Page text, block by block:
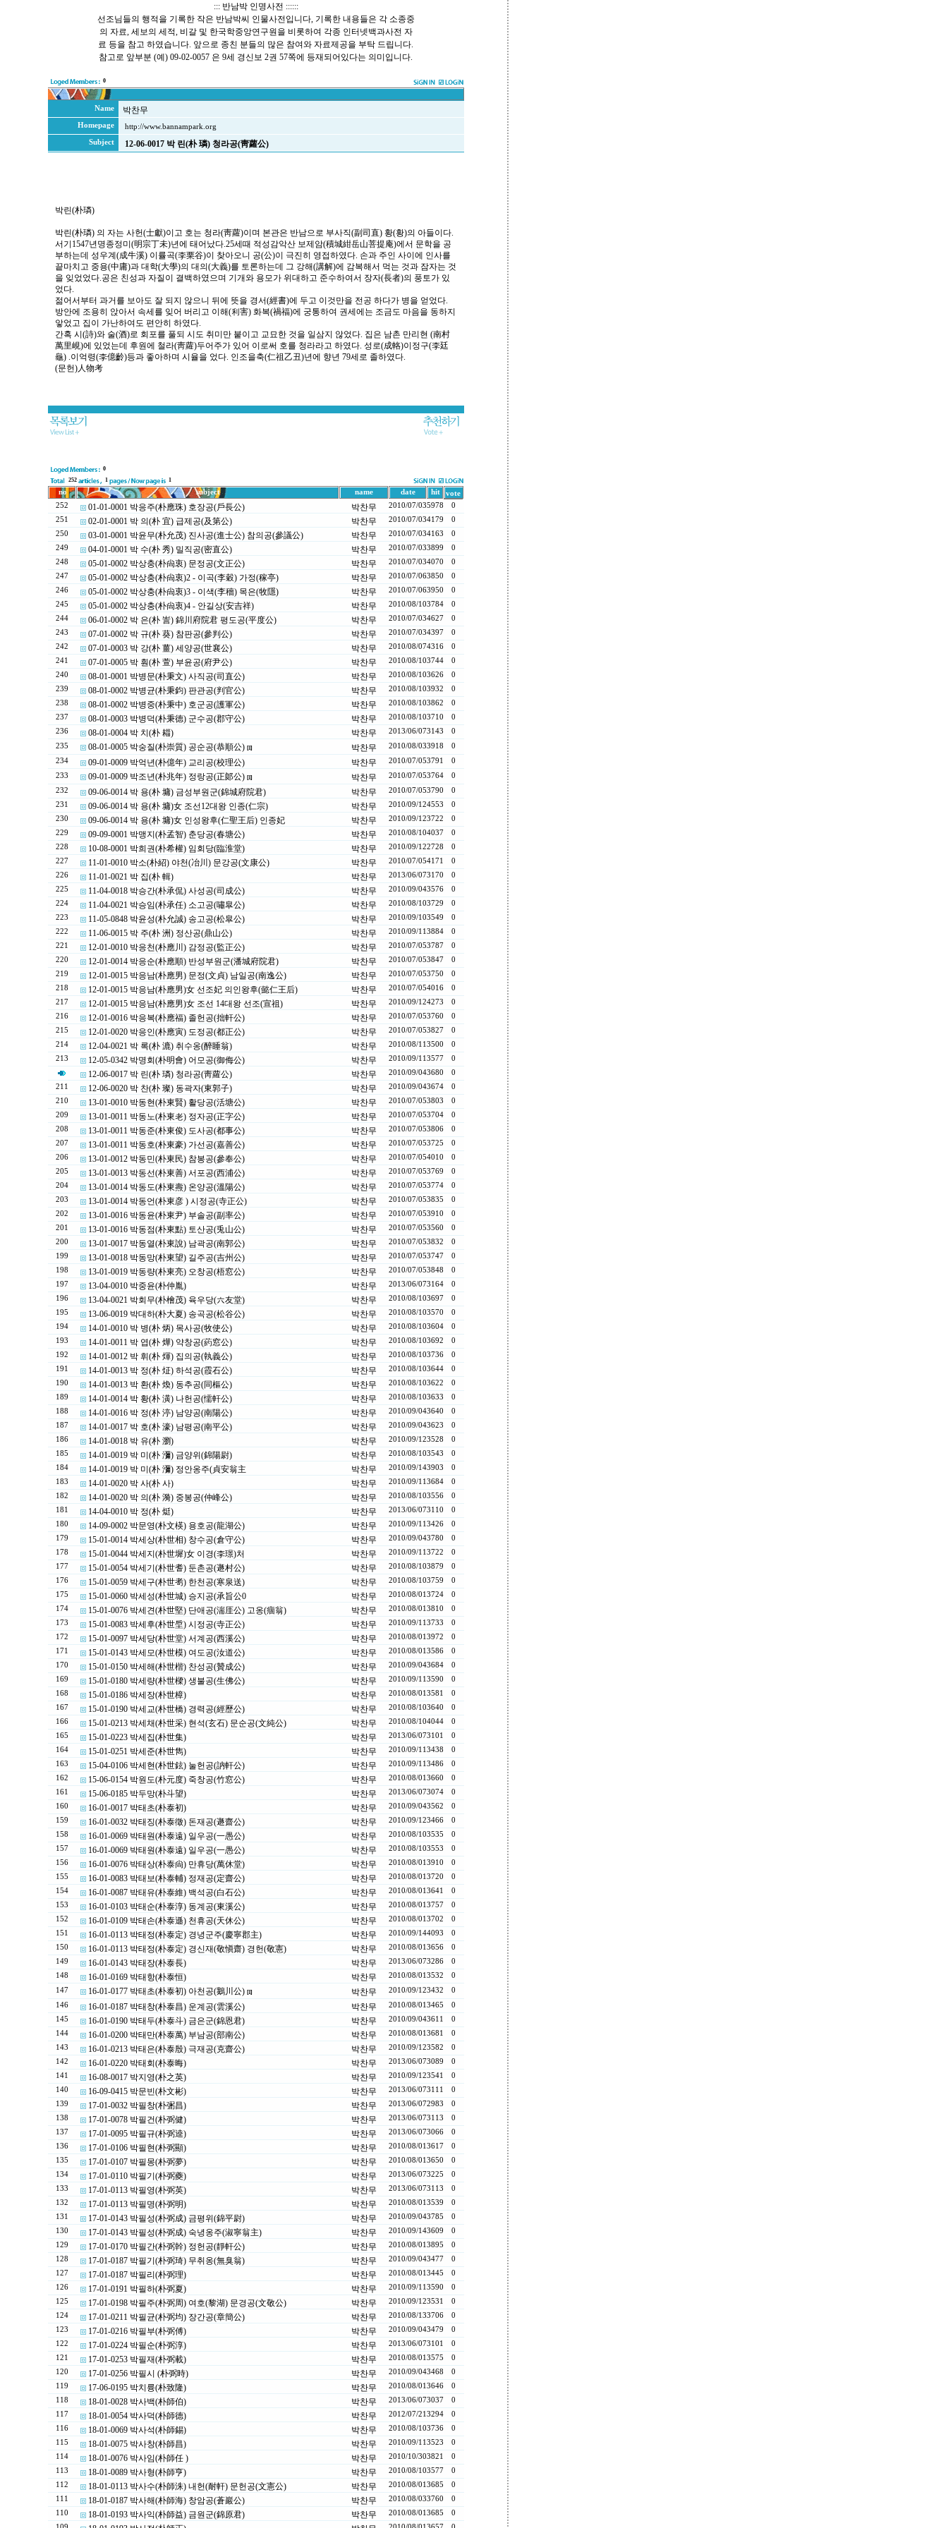
::: 반남박 인명사전 ::::::
선조님들의 행적을 기록한 작은 반남박씨 인물사전입니다, 기록한 내용들은 각 소종중
의 자료, 세보의 세적, 비갈 및 한국학중앙연구원을 비롯하여 각종 인터넷백과사전 자
료 등을 참고 하였습니다. 앞으로 종친 분들의 많은 참여와 자료제공을 부탁 드립니다.
참고로 앞부분 (예) 09-02-0057 은 9세 경신보 2권 57쪽에 등재되어있다는 의미입니다.
0
Name 박찬무
Homepage
http://www.bannampark.org
Subject
12-06-0017 박 린(朴 璘) 청라공(靑蘿公)
박린(朴璘)
박린(朴璘) 의 자는 사헌(士獻)이고 호는 청라(靑蘿)이며 본관은 반남으로 부사직(副司直) 황(황)의 아들이다.
서기1547년명종정미(明宗丁未)년에 태어났다.25세때 적성감악산 보제암(積城紺岳山菩提庵)에서 문학을 공
부하는데 성우계(成牛溪) 이률곡(李栗谷)이 찾아오니 공(公)이 극진히 영접하였다. 손과 주인 사이에 인사를
끝마치고 중용(中庸)과 대학(大學)의 대의(大義)를 토론하는데 그 강해(講解)에 감복해서 먹는 것과 잠자는 것
을 잊었었다.공은 친성과 자질이 결백하였으며 기개와 용모가 위대하고 준수하여서 장자(長者)의 풍토가 있
었다.
젊어서부터 과거를 보아도 잘 되지 않으니 뒤에 뜻을 경서(經書)에 두고 이것만을 전공 하다가 병을 얻었다.
방안에 조용히 앉아서 속세를 잊어 버리고 이해(利害) 화복(禍福)에 궁통하여 권세에는 조금도 마음을 동하지
앟었고 집이 가난하여도 편안히 하였다.
간혹 시(詩)와 술(酒)로 회포를 풀되 시도 취미만 붙이고 교묘한 것을 일삼지 않었다. 집은 남촌 만리현 (南村
萬里峴)에 있었는데 후원에 철라(靑蘿)두어주가 있어 이로써 호를 청라라고 하였다. 성로(成輅)이정구(李廷
龜) .이억령(李億齡)등과 좋아하며 시율을 었다. 인조을축(仁祖乙丑)년에 향년 79세로 졸하였다.
(문헌)人物考
0
252
1 1
no subject name date hit
vote
252
01-01-0001 박응주(朴應珠) 호장공(戶長公) 박찬무 2010/07/035978
0
251
02-01-0001 박 의(朴 宜) 급제공(及第公) 박찬무 2010/07/034179
0
250
03-01-0001 박윤무(朴允茂) 진사공(進士公) 참의공(參議公) 박찬무 2010/07/034163
0
249
04-01-0001 박 수(朴 秀) 밀직공(密直公) 박찬무 2010/07/033899
0
248
05-01-0002 박상충(朴尙衷) 문정공(文正公) 박찬무 2010/07/034070
0
247
05-01-0002 박상충(朴尙衷)2 - 이곡(李穀) 가정(稼亭) 박찬무 2010/07/063850
0
246
05-01-0002 박상충(朴尙衷)3 - 이색(李穡) 목은(牧隱) 박찬무 2010/07/063950
0
245
05-01-0002 박상충(朴尙衷)4 - 안길상(安吉祥) 박찬무 2010/08/103784
0
244
06-01-0002 박 은(朴 訔) 錦川府院君 평도공(平度公) 박찬무 2010/07/034627
0
243
07-01-0002 박 규(朴 葵) 참판공(參判公) 박찬무 2010/07/034397
0
242
07-01-0003 박 강(朴 薑) 세양공(世襄公) 박찬무 2010/08/074316
0
241
07-01-0005 박 훤(朴 萱) 부윤공(府尹公) 박찬무 2010/08/103744
0
240
08-01-0001 박병문(朴秉文) 사직공(司直公) 박찬무 2010/08/103626
0
239
08-01-0002 박병균(朴秉鈞) 판관공(判官公) 박찬무 2010/08/103932
0
238
08-01-0002 박병중(朴秉中) 호군공(護軍公) 박찬무 2010/08/103862
0
237
08-01-0003 박병덕(朴秉德) 군수공(郡守公) 박찬무 2010/08/103710
0
236
08-01-0004 박 치(朴 䎩) 박찬무 2013/06/073143
0
235
08-01-0005 박숭질(朴崇質) 공순공(恭順公) [1] 박찬무 2010/08/033918
0
234
09-01-0009 박억년(朴億年) 교리공(校理公) 박찬무 2010/07/053791
0
233
09-01-0009 박조년(朴兆年) 정랑공(正郞公) [1] 박찬무 2010/07/053764
0
232
09-06-0014 박 용(朴 墉) 금성부원군(錦城府院君) 박찬무 2010/07/053790
0
231
09-06-0014 박 용(朴 墉)女 조선12대왕 인종(仁宗) 박찬무 2010/09/124553
0
230
09-06-0014 박 용(朴 墉)女 인성왕후(仁聖王后) 인종妃 박찬무 2010/09/123722
0
229
09-09-0001 박맹지(朴孟智) 춘당공(春塘公) 박찬무 2010/08/104037
0
228
10-08-0001 박희권(朴希權) 임회당(臨淮堂) 박찬무 2010/09/122728
0
227
11-01-0010 박소(朴紹) 야천(冶川) 문강공(文康公) 박찬무 2010/07/054171
0
226
11-01-0021 박 집(朴 輯) 박찬무 2013/06/073170
0
225
11-04-0018 박승간(朴承侃) 사성공(司成公) 박찬무 2010/09/043576
0
224
11-04-0021 박승임(朴承任) 소고공(嘯皐公) 박찬무 2010/08/103729
0
223
11-05-0848 박윤성(朴允誠) 송고공(松皐公) 박찬무 2010/09/103549
0
222
11-06-0015 박 주(朴 洲) 정산공(鼎山公) 박찬무 2010/09/11 3884
0
221
12-01-0010 박응천(朴應川) 감정공(監正公) 박찬무 2010/07/053787
0
220
12-01-0014 박응순(朴應順) 반성부원군(潘城府院君) 박찬무 2010/07/053847
0
219
12-01-0015 박응남(朴應男) 문정(文貞) 남일공(南逸公) 박찬무 2010/07/053750
0
218
12-01-0015 박응남(朴應男)女 선조妃 의인왕후(懿仁王后) 박찬무 2010/07/054016
0
217
12-01-0015 박응남(朴應男)女 조선 14대왕 선조(宣祖) 박찬무 2010/09/124273
0
216
12-01-0016 박응복(朴應福) 졸헌공(拙軒公) 박찬무 2010/07/053760
0
215
12-01-0020 박응인(朴應寅) 도정공(都正公) 박찬무 2010/07/053827
0
214
12-04-0021 박 록(朴 漉) 취수옹(醉睡翁) 박찬무 2010/08/11 3500
0
213
12-05-0342 박명회(朴明會) 어모공(御侮公) 박찬무 2010/09/11 3577 0
12-06-0017 박 린(朴 璘) 청라공(靑蘿公) 박찬무 2010/09/043680
0
211
12-06-0020 박 찬(朴 璨) 동곽자(東郭子) 박찬무 2010/09/043674
0
210
13-01-0010 박동현(朴東賢) 활당공(活塘公) 박찬무 2010/07/053803
0
209
13-01-0011 박동노(朴東老) 정자공(正字公) 박찬무 2010/07/053704
0
208
13-01-0011 박동준(朴東俊) 도사공(都事公) 박찬무 2010/07/053806
0
207
13-01-0011 박동호(朴東豪) 가선공(嘉善公) 박찬무 2010/07/053725
0
206
13-01-0012 박동민(朴東民) 참봉공(參奉公) 박찬무 2010/07/054010
0
205
13-01-0013 박동선(朴東善) 서포공(西浦公) 박찬무 2010/07/053769
0
204
13-01-0014 박동도(朴東燾) 온양공(溫陽公) 박찬무 2010/07/053774
0
203
13-01-0014 박동언(朴東彦 ) 시정공(寺正公) 박찬무 2010/07/053835
0
202
13-01-0016 박동윤(朴東尹) 부솔공(副率公) 박찬무 2010/07/053910
0
201
13-01-0016 박동점(朴東點) 토산공(兎山公) 박찬무 2010/07/053560
0
200
13-01-0017 박동열(朴東說) 남곽공(南郭公) 박찬무 2010/07/053832
0
199
13-01-0018 박동망(朴東望) 길주공(吉州公) 박찬무 2010/07/053747
0
198
13-01-0019 박동량(朴東亮) 오창공(梧窓公) 박찬무 2010/07/053848
0
197
13-04-0010 박중윤(朴仲胤) 박찬무 2013/06/073164
0
196
13-04-0021 박회무(朴檜茂) 육우당(六友堂) 박찬무 2010/08/103697
0
195
13-06-0019 박대하(朴大夏) 송곡공(松谷公) 박찬무 2010/08/103570
0
194
14-01-0010 박 병(朴 炳) 목사공(牧使公) 박찬무 2010/08/103604
0
193
14-01-0011 박 엽(朴 燁) 약창공(葯窓公) 박찬무 2010/08/103692
0
192
14-01-0012 박 휘(朴 煇) 집의공(執義公) 박찬무 2010/08/103736
0
191
14-01-0013 박 정(朴 炡) 하석공(霞石公) 박찬무 2010/08/103644
0
190
14-01-0013 박 환(朴 煥) 동추공(同樞公) 박찬무 2010/08/103622
0
189
14-01-0014 박 황(朴 潢) 나헌공(懦軒公) 박찬무 2010/08/103633
0
188
14-01-0016 박 정(朴 渟) 남양공(南陽公) 박찬무 2010/09/043640
0
187
14-01-0017 박 호(朴 濠) 남평공(南平公) 박찬무 2010/09/043623
0
186
14-01-0018 박 유(朴 瀏) 박찬무 2010/09/123528
0
185
14-01-0019 박 미(朴 瀰) 금양위(錦陽尉) 박찬무 2010/08/103543
0
184
14-01-0019 박 미(朴 瀰) 정안옹주(貞安翁主 박찬무 2010/09/143903
0
183
14-01-0020 박 사(朴 사) 박찬무 2010/09/11 3684
0
182
14-01-0020 박 의(朴 漪) 중봉공(仲峰公) 박찬무 2010/08/103556
0
181
14-04-0010 박 정(朴 烶) 박찬무 2013/06/073110
0
180
14-09-0002 박문영(朴文楧) 용호공(龍湖公) 박찬무 2010/09/11 3426
0
179
15-01-0014 박세상(朴世相) 창수공(倉守公) 박찬무 2010/09/043780
0
178
15-01-0044 박세지(朴世墀)女 이경(李璟)처 박찬무 2010/09/11 3722
0
177
15-01-0054 박세기(朴世耆) 둔촌공(遯村公) 박찬무 2010/08/103879
0
176
15-01-0059 박세구(朴世耉) 한천공(寒泉送) 박찬무 2010/08/103759
0
175
15-01-0060 박세성(朴世城) 승지공(承旨公0 박찬무 2010/08/01 3724
0
174
15-01-0076 박세견(朴世堅) 단애공(湍厓公) 고옹(痼翁) 박찬무 2010/08/01 3810
0
173
15-01-0083 박세후(朴世垕) 시정공(寺正公) 박찬무 2010/09/11 3733
0
172
15-01-0097 박세당(朴世堂) 서계공(西溪公) 박찬무 2010/08/01 3972
0
171
15-01-0143 박세모(朴世模) 여도공(汝道公) 박찬무 2010/08/01 3586
0
170
15-01-0150 박세해(朴世楷) 찬성공(贊成公) 박찬무 2010/09/043684
0
169
15-01-0180 박세량(朴世樑) 생불공(生佛公) 박찬무 2010/09/11 3590
0
168
15-01-0186 박세장(朴世樟) 박찬무 2010/08/01 3581
0
167
15-01-0190 박세교(朴世橋) 경력공(經歷公) 박찬무 2010/08/103640
0
166
15-01-0213 박세채(朴世采) 현석(玄石) 문순공(文純公) 박찬무 2010/08/104044
0
165
15-01-0223 박세집(朴世集) 박찬무 2013/06/073101
0
164
15-01-0251 박세준(朴世雋) 박찬무 2010/09/11 3438
0
163
15-04-0106 박세현(朴世鉉) 눌헌공(訥軒公) 박찬무 2010/09/11 3486
0
162
15-06-0154 박원도(朴元度) 죽창공(竹窓公) 박찬무 2010/08/01 3660
0
161
15-06-0185 박두망(朴斗望) 박찬무 2013/06/073074
0
160
16-01-0017 박태초(朴泰初) 박찬무 2010/09/043562
0
159
16-01-0032 박태징(朴泰徵) 돈재공(遯齋公) 박찬무 2010/09/123466
0
158
16-01-0069 박태원(朴泰遠) 일우공(一愚公) 박찬무 2010/08/103535
0
157
16-01-0069 박태원(朴泰遠) 일우공(一愚公) 박찬무 2010/08/103553
0
156
16-01-0076 박태상(朴泰尙) 만휴당(萬休堂) 박찬무 2010/08/01 3910
0
155
16-01-0083 박태보(朴泰輔) 정재공(定齋公) 박찬무 2010/08/01 3720
0
154
16-01-0087 박태유(朴泰維) 백석공(白石公) 박찬무 2010/08/01 3641
0
153
16-01-0103 박태순(朴泰淳) 동계공(東溪公) 박찬무 2010/08/01 3757
0
152
16-01-0109 박태손(朴泰遜) 천휴공(天休公) 박찬무 2010/08/01 3702
0
151
16-01-0113 박태정(朴泰定) 경녕군주(慶寧郡主) 박찬무 2010/09/144093
0
150
16-01-0113 박태정(朴泰定) 경신재(敬愼齋) 경헌(敬憲) 박찬무 2010/08/01 3656
0
149
16-01-0143 박태장(朴泰長) 박찬무 2013/06/073286
0
148
16-01-0169 박태항(朴泰恒) 박찬무 2010/08/01 3532
0
147
16-01-0177 박태초(朴泰初) 아천공(鵝川公) [1] 박찬무 2010/09/123432
0
146
16-01-0187 박태창(朴泰昌) 운계공(雲溪公) 박찬무 2010/08/01 3465
0
145
16-01-0190 박태두(朴泰斗) 금은군(錦恩君) 박찬무 2010/09/043611
0
144
16-01-0200 박태만(朴泰萬) 부남공(部南公) 박찬무 2010/08/01 3681
0
143
16-01-0213 박태은(朴泰殷) 극재공(克齋公) 박찬무 2010/09/123582
0
142
16-01-0220 박태회(朴泰晦) 박찬무 2013/06/073089
0
141
16-08-0017 박지영(朴之英) 박찬무 2010/09/123541
0
140
16-09-0415 박문빈(朴文彬) 박찬무 2013/06/073111
0
139
17-01-0032 박필창(朴弻昌) 박찬무 2013/06/072983
0
138
17-01-0078 박필건(朴弼健) 박찬무 2013/06/073113
0
137
17-01-0095 박필규(朴弼逵) 박찬무 2013/06/073066
0
136
17-01-0106 박필현(朴弼顯) 박찬무 2010/08/01 3617
0
135
17-01-0107 박필몽(朴弼夢) 박찬무 2010/08/01 3650
0
134
17-01-0110 박필기(朴弼夔) 박찬무 2013/06/073225
0
133
17-01-0113 박필영(朴弼英) 박찬무 2013/06/073113
0
132
17-01-0113 박필명(朴弼明) 박찬무 2010/08/01 3539
0
131
17-01-0143 박필성(朴弼成) 금평위(錦平尉) 박찬무 2010/09/043785
0
130
17-01-0143 박필성(朴弼成) 숙녕옹주(淑寧翁主) 박찬무 2010/09/143609
0
129
17-01-0170 박필간(朴弼幹) 정헌공(靜軒公) 박찬무 2010/08/01 3895
0
128
17-01-0187 박필기(朴弼琦) 무취옹(無臭翁) 박찬무 2010/09/043477
0
127
17-01-0187 박필리(朴弼理) 박찬무 2010/08/01 3445
0
126
17-01-0191 박필하(朴弼夏) 박찬무 2010/09/11 3590
0
125
17-01-0198 박필주(朴弼周) 여호(黎湖) 문경공(文敬公) 박찬무 2010/09/123531
0
124
17-01-0211 박필균(朴弼均) 장간공(章簡公) 박찬무 2010/08/133706
0
123
17-01-0216 박필부(朴弼傅) 박찬무 2010/09/043479
0
122
17-01-0224 박필순(朴弼淳) 박찬무 2013/06/073101
0
121
17-01-0253 박필재(朴弼載) 박찬무 2010/08/01 3575
0
120
17-01-0256 박필시 (朴弼時) 박찬무 2010/09/043468
0
119
17-06-0195 박치륭(朴致隆) 박찬무 2010/08/01 3646
0
118
18-01-0028 박사백(朴師伯) 박찬무 2013/06/073037
0
117
18-01-0054 박사덕(朴師德) 박찬무 2012/07/21 3294
0
116
18-01-0069 박사석(朴師錫) 박찬무 2010/08/103736
0
115
18-01-0075 박사창(朴師昌) 박찬무 2010/09/11 3523
0
114
18-01-0076 박사임(朴師任 ) 박찬무 2010/10/303821
0
113
18-01-0089 박사형(朴師亨) 박찬무 2010/08/103577
0
112
18-01-0113 박사수(朴師洙) 내헌(耐軒) 문헌공(文憲公) 박찬무 2010/08/01 3685
0
111
18-01-0187 박사해(朴師海) 창암공(蒼巖公) 박찬무 2010/08/033760
0
110
18-01-0193 박사익(朴師益) 금원군(錦原君) 박찬무 2010/08/01 3685
0